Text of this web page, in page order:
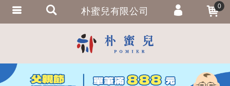
朴蜜兒有限公司 0
會員登入
會員註冊
忘記密碼
繁體中文